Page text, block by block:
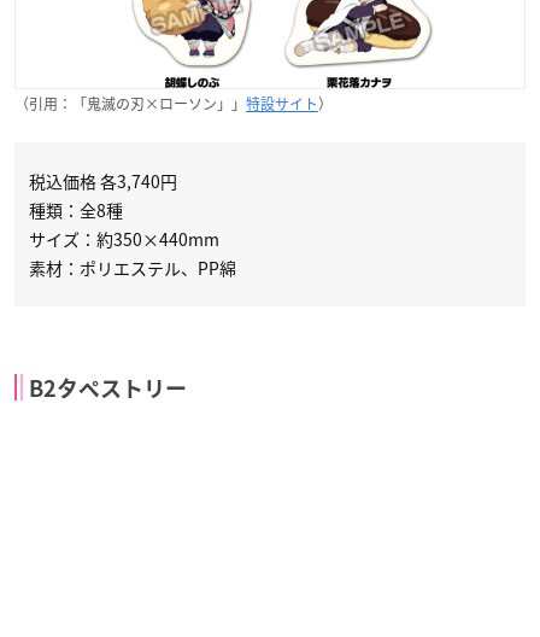
（引用：「鬼滅の刃×ローソン」」 特設サイト）
税込価格 各3,740円
種類：全8種
サイズ：約350×440mm
素材：ポリエステル、PP綿
B2タペストリー